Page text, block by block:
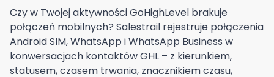
Czy w Twojej aktywności GoHighLevel brakuje
połączeń mobilnych? Salestrail rejestruje połączenia
Android SIM, WhatsApp i WhatsApp Business w
konwersacjach kontaktów GHL – z kierunkiem,
statusem, czasem trwania, znacznikiem czasu,